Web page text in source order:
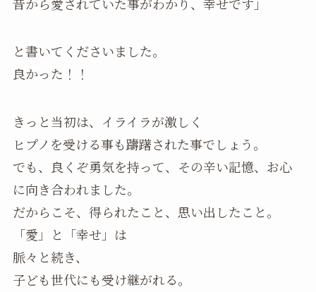
と書いてくださいました。
良かった！！
きっと当初は、イライラが激しく
ヒプノを受ける事も躊躇された事でしょう。
でも、良くぞ勇気を持って、その辛い記憶、お心
に向き合われました。
だからこそ、得られたこと、思い出したこと。
「愛」と「幸せ」は
脈々と続き、
子ども世代にも受け継がれる。